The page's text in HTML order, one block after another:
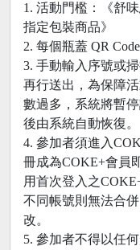
1. 活動門檻：《舒
指定包裝商品》
2. 每個瓶蓋 QR
3. 手動輸入序號或
再行送出，為保障
數過多，系統將暫
後由系統自動恢復。
4. 參加者須進入
冊成為COKE+會員
用首次登入之
不同帳號則無法合
改。
5. 參加者不得以任